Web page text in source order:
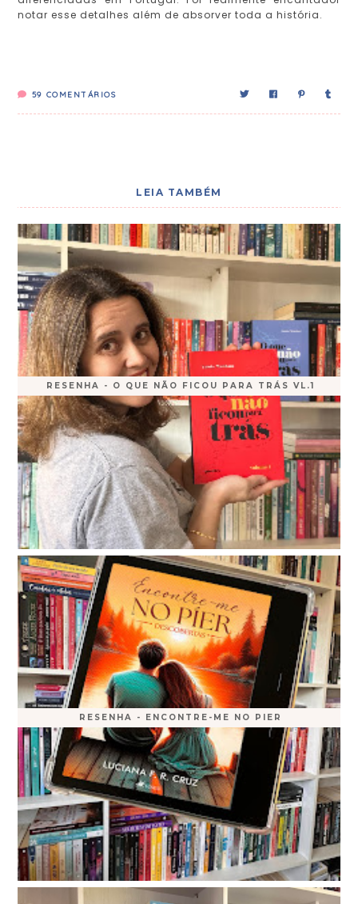
notar esse detalhes além de absorver toda a história.
59 COMENTÁRIOS
LEIA TAMBÉM
RESENHA - O QUE NÃO FICOU PARA TRÁS VL.1
RESENHA - ENCONTRE-ME NO PIER